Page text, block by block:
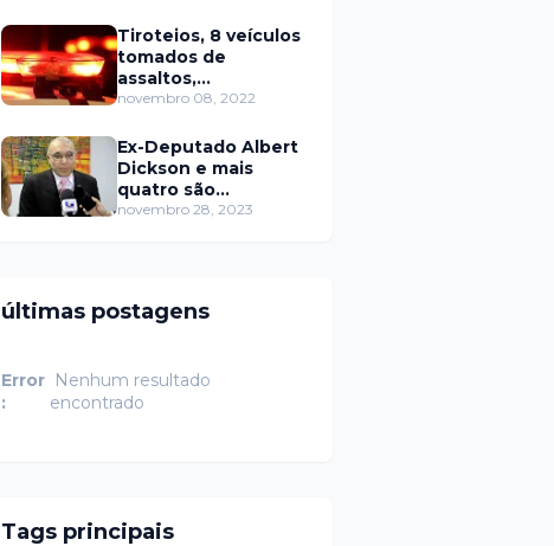
Tiroteios, 8 veículos
tomados de
assaltos,
ARRASTÕES em
encontrado morto
novembro 08, 2022
Ex-Deputado Albert
Dickson e mais
quatro são
condenados por
novembro 28, 2023
últimas postagens
Error
:
Nenhum resultado
encontrado
Tags principais